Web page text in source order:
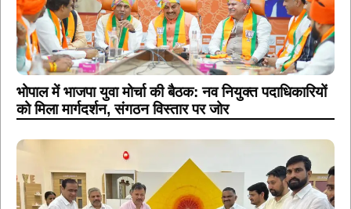
भोपाल में भाजपा युवा मोर्चा की बैठक: नव नियुक्त पदाधिकारियों
को मिला मार्गदर्शन, संगठन विस्तार पर जोर